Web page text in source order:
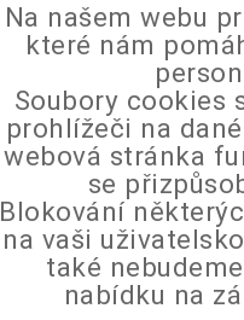
Na našem webu
které nám
Soubory cookies
prohlížeči na
webová stránka
se
Blokování
na vaši
také
nabídku na